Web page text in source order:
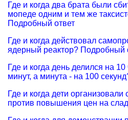
Где и когда два брата были
мопеде одним и тем же
Подробный ответ
Где и когда действовал
ядерный реактор? Подробный
Где и когда день делился на
минут, а минута - на 100
Где и когда дети
против повышения цен на